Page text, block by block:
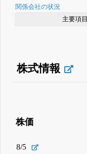
関係会社の状況
主要項
株式情報
株価
8/5